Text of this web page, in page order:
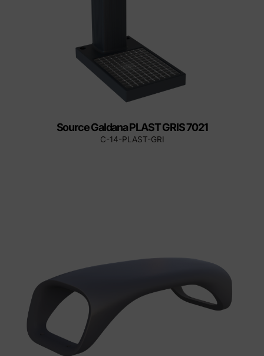
Source Galdana PLAST GRIS 7021
C-14-PLAST-GRI